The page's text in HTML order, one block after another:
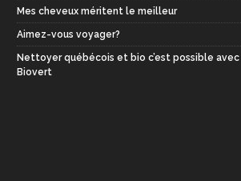
Mes cheveux méritent le meilleur
Aimez-vous voyager?
Nettoyer québécois et bio c’est possible avec
Biovert